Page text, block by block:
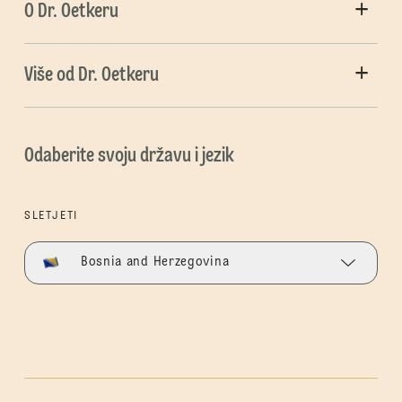
O Dr. Oetkeru
Više od Dr. Oetkeru
Odaberite svoju državu i jezik
SLETJETI
Bosnia and Herzegovina